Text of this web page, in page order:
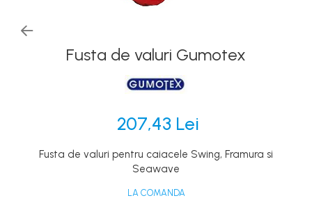
Bărci de rafting
Veste de salvare
Fusta de valuri Gumotex
207,43 Lei
Fusta de valuri pentru caiacele Swing, Framura si
Seawave
LA COMANDA